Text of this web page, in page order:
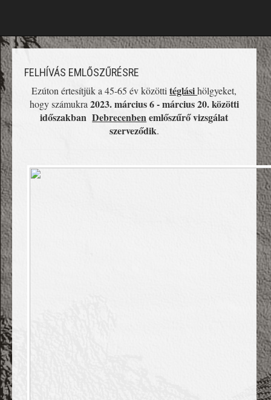
FELHÍVÁS EMLŐSZŰRÉSRE
Ezúton értesítjük a 45-65 év közöttitéglásihölgyeket,
hogy számukra 2023. március 6 - március 20. közötti
időszakbanDebrecenbenemlőszűrő vizsgálat
szerveződik.